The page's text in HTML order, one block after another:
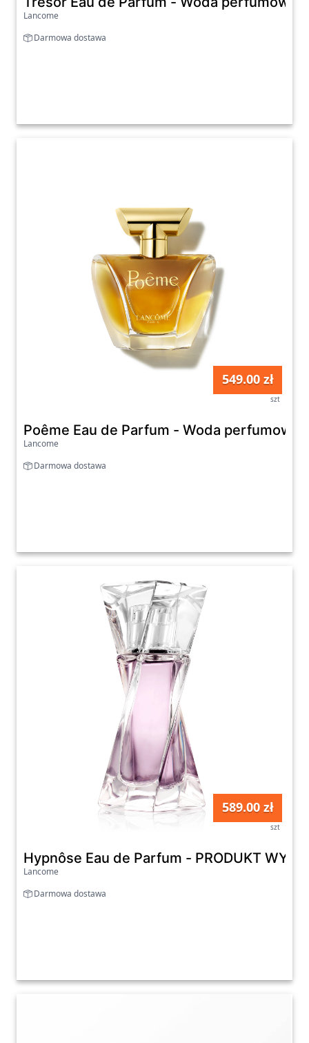
Lancome
Darmowa dostawa
549.00 zł
szt
Poême Eau de Parfum - Woda
Lancome
Darmowa dostawa
589.00 zł
szt
Hypnôse Eau de Parfum - PRODUKT
Lancome
Darmowa dostawa